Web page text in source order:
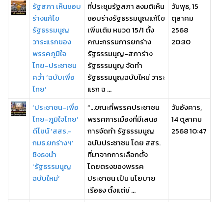
รัฐสภา เห็นชอบ
ร่างแก้ไข
รัฐธรรมนูญ
วาระแรกของ
พรรคภูมิใจ
ไทย-ประชาชน
คว่ำ ‘ฉบับเพื่อ
ไทย’
ที่ประชุมรัฐสภา ลงมติเห็น
ชอบร่างรัฐธรรมนูญแก้ไข
เพิ่มเติม หมวด 15/1 ตั้ง
คณะกรรมการยกร่าง
รัฐธรรมนูญ-สภาร่าง
รัฐธรรมนูญ จัดทำ
รัฐธรรมนูญฉบับใหม่ วาระ
แรก ฉ ...
วันพุธ, 15
ตุลาคม
2568
20:30
‘ประชาชน-เพื่อ
ไทย-ภูมิใจไทย’
ดีไซน์ ‘สสร.-
กมธ.ยกร่างฯ’
ชิงธงนำ
‘รัฐธรรมนูญ
ฉบับใหม่’
“…ขณะที่พรรคประชาชน
พรรคการเมืองที่มีเสนอ
การจัดทำ รัฐธรรมนูญ
ฉบับประชาชน โดย สสร.
ที่มาจากการเลือกตั้ง
โดยตรงของพรรค
ประชาชน เป็น นโยบาย
เรือธง ตั้งแต่ช่ ...
วันอังคาร,
14 ตุลาคม
2568 10:47